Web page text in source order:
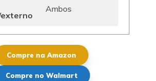
Ambos
Compre na Amazon
Compre no Walmart